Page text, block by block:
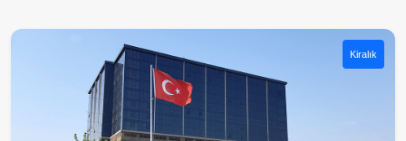
Kiralık